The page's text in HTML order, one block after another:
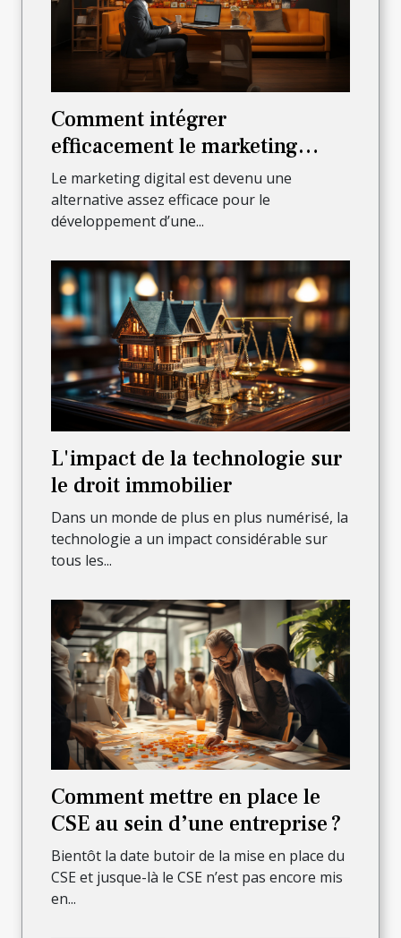
Comment intégrer
efficacement le marketing
digital pour faire croître son
activité ?
Le marketing digital est devenu une
alternative assez efficace pour le
développement d’une...
L'impact de la technologie sur
le droit immobilier
Dans un monde de plus en plus numérisé, la
technologie a un impact considérable sur
tous les...
Comment mettre en place le
CSE au sein d’une entreprise ?
Bientôt la date butoir de la mise en place du
CSE et jusque-là le CSE n’est pas encore mis
en...